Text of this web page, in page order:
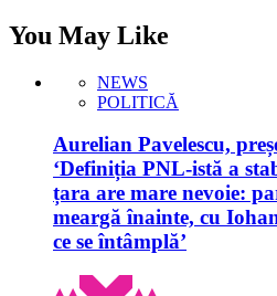
You May Like
NEWS
POLITICĂ
Aurelian Pavelescu,
‘Definiția PNL-istă a
țara are mare nevoie:
meargă înainte, cu
ce se întâmplă’